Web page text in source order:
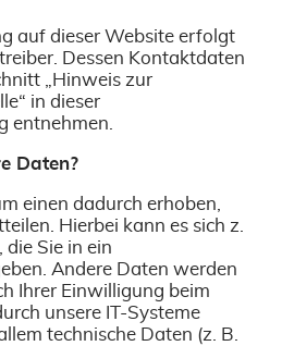
auf dieser Website erfolgt
Dessen Kontaktdaten
„Hinweis zur
in dieser
entnehmen.
Daten?
einen dadurch erhoben,
Hierbei kann es sich z.
die Sie in ein
Andere Daten werden
Ihrer Einwilligung beim
unsere IT-Systeme
technische Daten (z. B.